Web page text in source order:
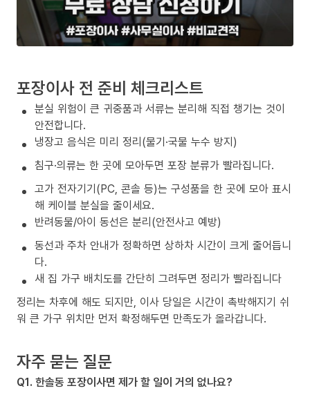
포장이사 전 준비 체크리스트
분실 위험이 큰 귀중품과 서류는 분리해 직접 챙기는 것이
안전합니다.
냉장고 음식은 미리 정리(물기·국물 누수 방지)
침구·의류는 한 곳에 모아두면 포장 분류가 빨라집니다.
고가 전자기기(PC, 콘솔 등)는 구성품을 한 곳에 모아 표시
해 케이블 분실을 줄이세요.
반려동물/아이 동선은 분리(안전사고 예방)
동선과 주차 안내가 정확하면 상하차 시간이 크게 줄어듭니
다.
새 집 가구 배치도를 간단히 그려두면 정리가 빨라집니다
정리는 차후에 해도 되지만, 이사 당일은 시간이 촉박해지기 쉬
워 큰 가구 위치만 먼저 확정해두면 만족도가 올라갑니다.
자주 묻는 질문
Q1. 한솔동 포장이사면 제가 할 일이 거의 없나요?